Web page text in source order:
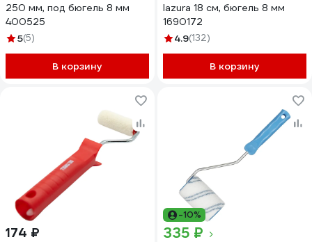
250 мм, под бюгель 8 мм
400525
5(5)
В корзину
lazura 18 см, бюгель 8 мм
1690172
4.9(132)
В корзину
174 ₽
-10%
335 ₽